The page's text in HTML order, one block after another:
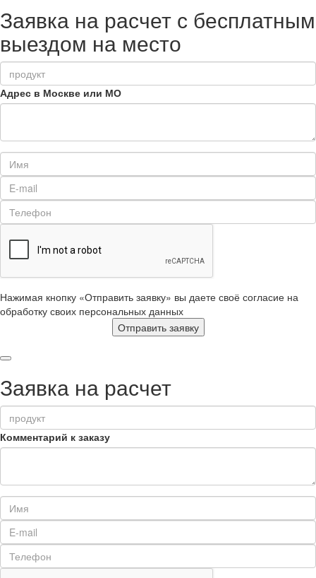
Заявка на расчет с бесплатным
выездом на место
Адрес в Москве или МО
Нажимая кнопку «Отправить заявку» вы даете своё согласие на
обработку своих персональных данных
Отправить заявку
Заявка на расчет
Комментарий к заказу